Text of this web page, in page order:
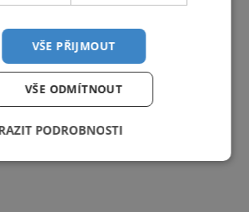
VŠE PŘIJMOUT
VŠE ODMÍTNOUT
PODROBNOSTI